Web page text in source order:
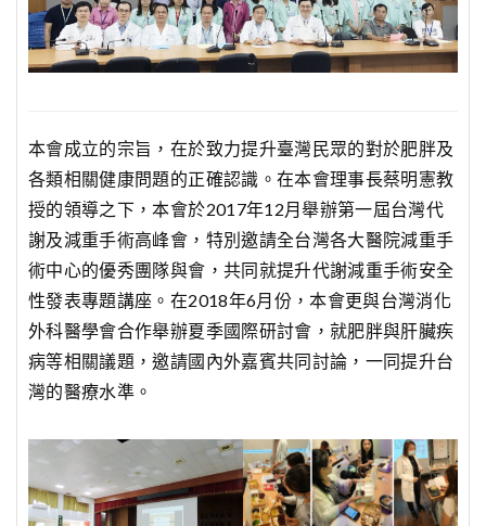
本會成立的宗旨，在於致力提升臺灣民眾的對於肥胖及
各類相關健康問題的正確認識。在本會理事長蔡明憲教
授的領導之下，本會於2017年12月舉辦第一屆台灣代
謝及減重手術高峰會，特別邀請全台灣各大醫院減重手
術中心的優秀團隊與會，共同就提升代謝減重手術安全
性發表專題講座。在2018年6月份，本會更與台灣消化
外科醫學會合作舉辦夏季國際研討會，就肥胖與肝臟疾
病等相關議題，邀請國內外嘉賓共同討論，一同提升台
灣的醫療水準。